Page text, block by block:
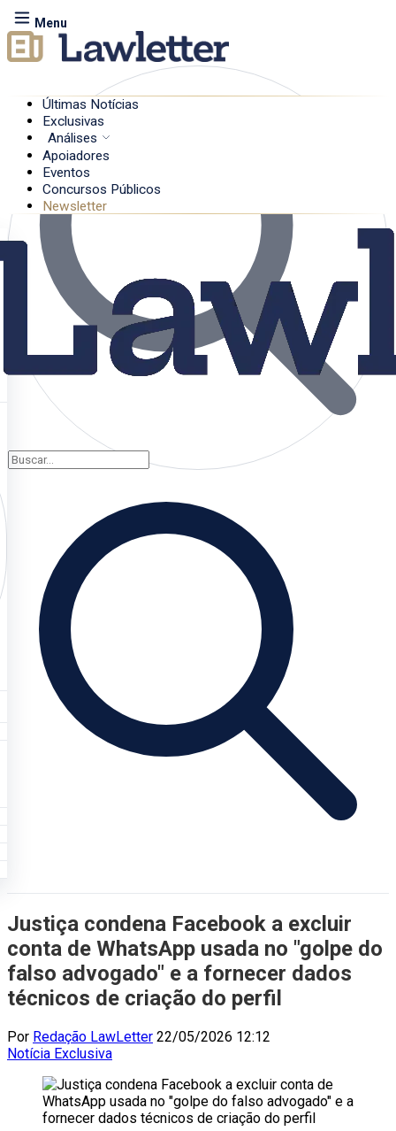
Menu
Últimas Notícias
Exclusivas
Análises
Apoiadores
Eventos
Concursos Públicos
Newsletter
Justiça condena Facebook a excluir
conta de WhatsApp usada no "golpe do
falso advogado" e a fornecer dados
técnicos de criação do perfil
Por Redação LawLetter 22/05/2026 12:12
Notícia Exclusiva